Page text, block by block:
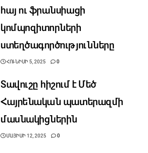
հայ ու ֆրանսիացի
կոմպոզիտորների
ստեղծագործությունները
ՀՈՒՆԻՍԻ 5, 2025 0
Տավուշը հիշում է Մեծ
Հայրենական պատերազմի
մասնակիցներին
ՄԱՅԻՍԻ 12, 2025 0